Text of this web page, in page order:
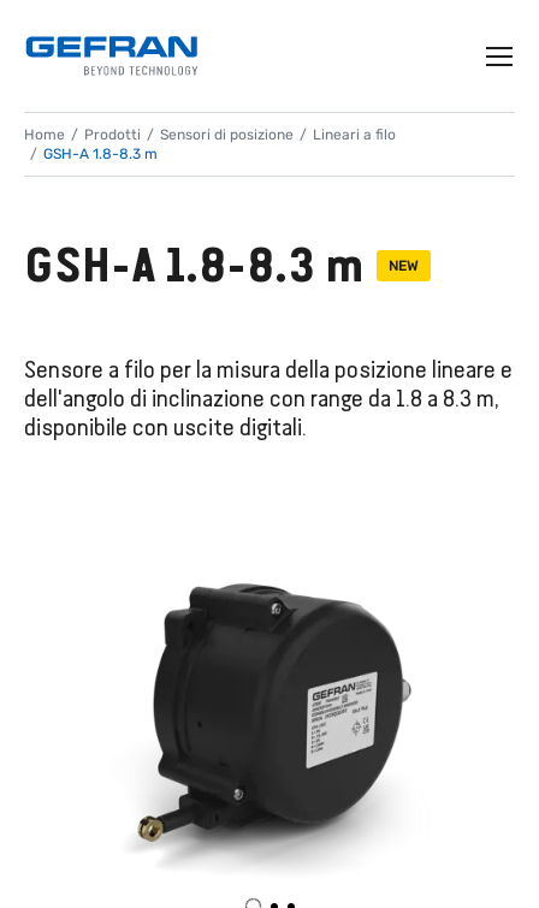
Home Prodotti Sensori di posizione
Lineari a filo
GSH-A 1.8-8.3 m
GSH-A 1.8-8.3 m NEW
Sensore a filo per la misura della posizione lineare e
dell'angolo di inclinazione con range da 1.8 a 8.3 m,
disponibile con uscite digitali.